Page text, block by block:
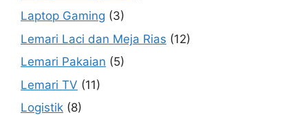
Laptop Gaming (3)
Lemari Laci dan Meja Rias (12)
Lemari Pakaian (5)
Lemari TV (11)
Logistik (8)